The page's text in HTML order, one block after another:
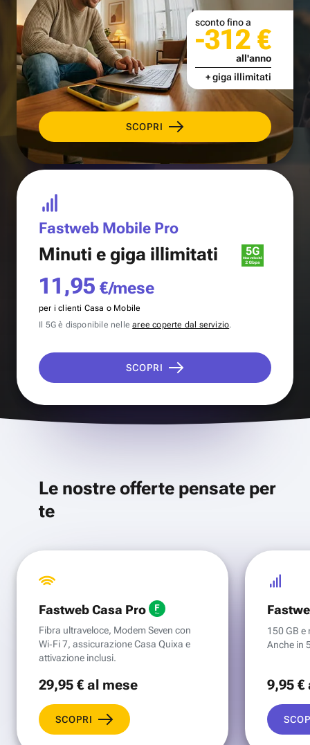
SCOPRI
sconto fino a
-312 €
all'anno
+ giga illimitati
Fastweb Mobile Pro
Minuti e giga illimitati
11,95 €/mese
per i clienti Casa o Mobile
Il 5G è disponibile nellearee coperte dal servizio.
SCOPRI
Le nostre offerte pensate per
te
Fastweb Casa Pro
Fibra ultraveloce, Modem Seven con
Wi‑Fi 7, assicurazione Casa Quixa e
attivazione inclusi.
29,95 €al mese
SCOPRI
150 GB e
Anche in
9,95 €